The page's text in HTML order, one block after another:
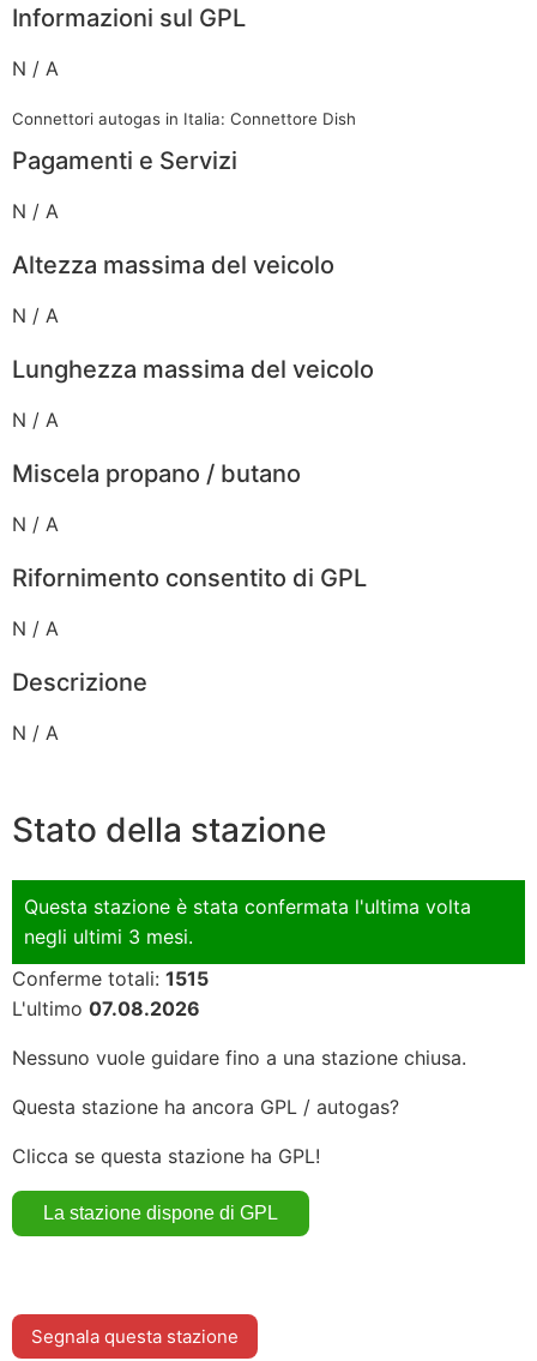
Informazioni sul GPL
N / A
Connettori autogas in Italia: Connettore Dish
Pagamenti e Servizi
N / A
Altezza massima del veicolo
N / A
Lunghezza massima del veicolo
N / A
Miscela propano / butano
N / A
Rifornimento consentito di GPL
N / A
Descrizione
N / A
Stato della stazione
Questa stazione è stata confermata l'ultima volta
negli ultimi 3 mesi.
Conferme totali: 1515
L'ultimo 07.08.2026
Nessuno vuole guidare fino a una stazione chiusa.
Questa stazione ha ancora GPL / autogas?
Clicca se questa stazione ha GPL!
Segnala questa stazione